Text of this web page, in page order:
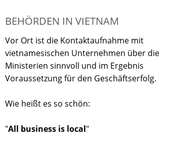
BEHÖRDEN IN VIETNAM
Vor Ort ist die Kontaktaufnahme mit
vietnamesischen Unternehmen über die
Ministerien sinnvoll und im Ergebnis
Voraussetzung für den Geschäftserfolg.
Wie heißt es so schön:
"All business is local"